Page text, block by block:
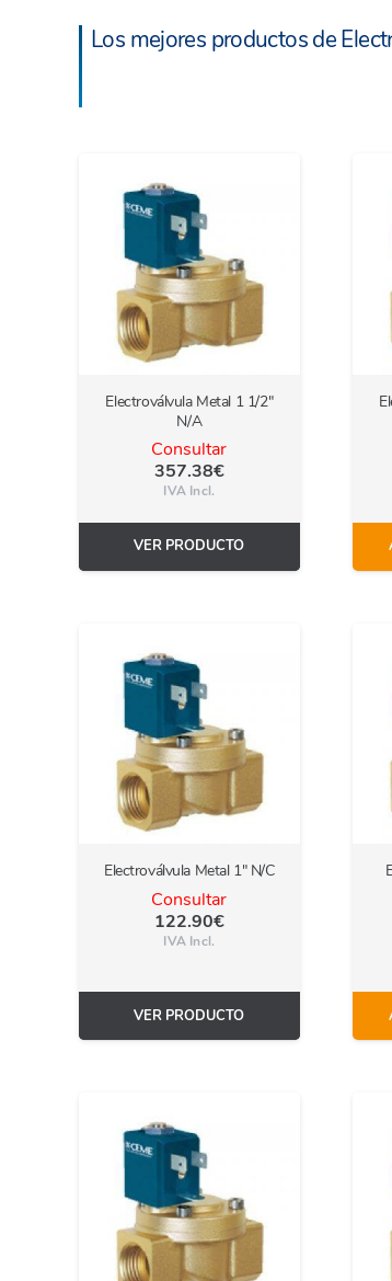
Los mejores productos de
Electroválvula Metal 1 1/2″
N/A
Consultar
357.38€
IVA Incl.
VER PRODUCTO
Electroválvula Metal 1″ N/C
Consultar
122.90€
IVA Incl.
VER PRODUCTO